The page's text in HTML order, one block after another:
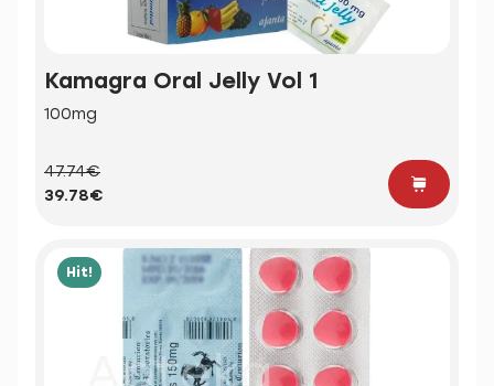
Kamagra Oral Jelly Vol 1
100mg
47.74€
39.78€
Hit!